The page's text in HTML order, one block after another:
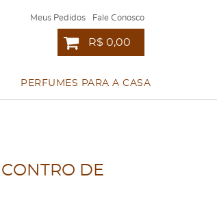
Meus Pedidos Fale Conosco
R$ 0,00
PERFUMES PARA A CASA
DE